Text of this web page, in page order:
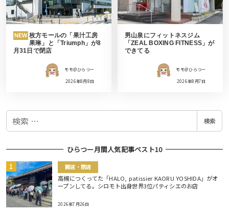
NEW 枚方モールの「果汁工房
果琳」と「Triumph」が8
月31日で閉店
モモ＠ひらつー
2026年8月8日
男山泉にフィットネスジム
「ZEAL BOXING FITNESS」が
できてる
モモ＠ひらつー
2026年8月7日
検
検索
ひらつー月間人気記事ベスト10
開店・閉店
高槻につくってた「HALO, patissier KAORU YOSHIDA」がオ
ープンしてる。シロモト出身世界3位パティシエのお店
2026年7月26日